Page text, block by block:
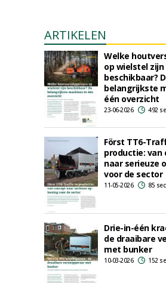
ARTIKELEN
Welke
op wielstel zijn
beschikbaar?
belangrijkste
één overzicht
23-06-2026 492
Först TT6-
productie: van
naar serieuze
voor de sector
11-05-2026 85 sec
Drie-in-één
de draaibare
met bunker
10-03-2026 152